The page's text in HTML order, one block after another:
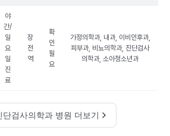
야
간/
일
요
일
진
료
장
전
역
확
인
필
요
가정의학과, 내과, 이비인후과,
피부과, 비뇨의학과, 진단검사
의학과, 소아청소년과
단검사의학과 병원 더보기